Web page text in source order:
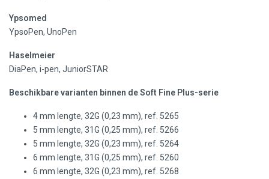
Ypsomed
YpsoPen, UnoPen
Haselmeier
DiaPen, i-pen, JuniorSTAR
Beschikbare varianten binnen de Soft Fine Plus-serie
4 mm lengte, 32G (0,23 mm), ref. 5265
5 mm lengte, 31G (0,25 mm), ref. 5266
5 mm lengte, 32G (0,23 mm), ref. 5264
6 mm lengte, 31G (0,25 mm), ref. 5260
6 mm lengte, 32G (0,23 mm), ref. 5268